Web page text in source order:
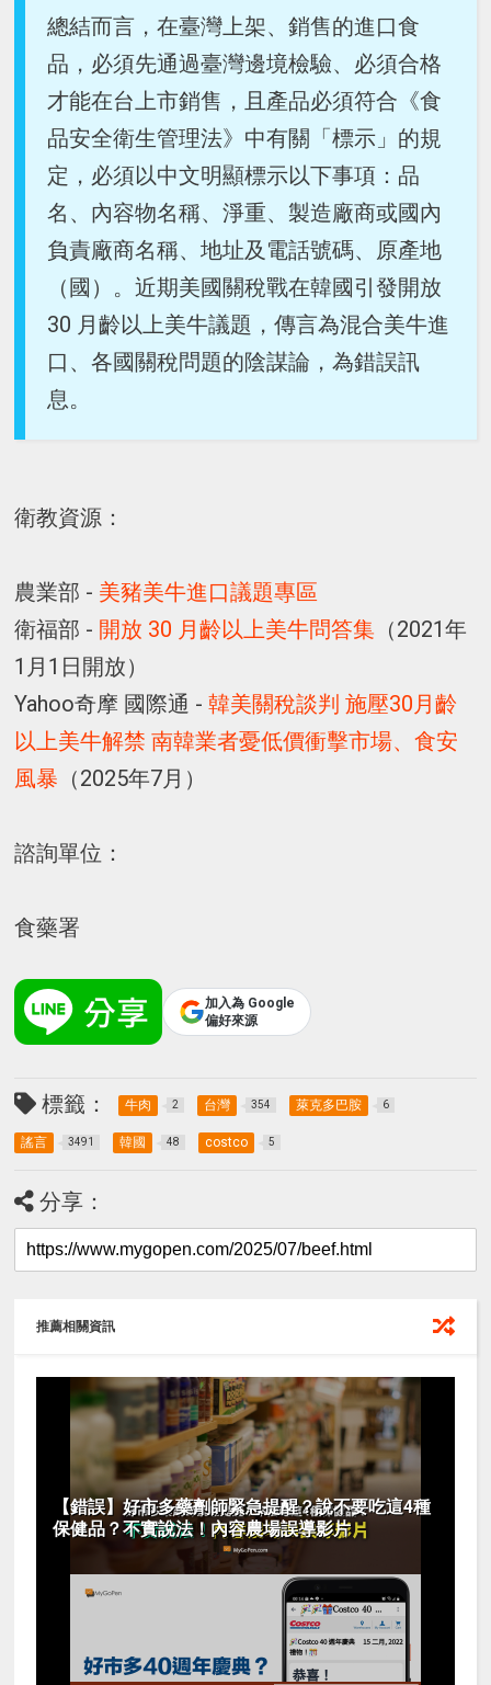
總結而言，在臺灣上架、銷售的進口食
品，必須先通過臺灣邊境檢驗、必須合格
才能在台上市銷售，且產品必須符合《食
品安全衛生管理法》中有關「標示」的規
定，必須以中文明顯標示以下事項：品
名、內容物名稱、淨重、製造廠商或國內
負責廠商名稱、地址及電話號碼、原產地
（國）。近期美國關稅戰在韓國引發開放
30 月齡以上美牛議題，傳言為混合美牛進
口、各國關稅問題的陰謀論，為錯誤訊
息。
衛教資源：
農業部 - 美豬美牛進口議題專區
衛福部 - 開放 30 月齡以上美牛問答集 （2021年
1月1日開放）
Yahoo奇摩 國際通 -韓美關稅談判 施壓30月齡
以上美牛解禁 南韓業者憂低價衝擊市場、食安
風暴 （2025年7月）
諮詢單位：
食藥署
加入為 Google
偏好來源
標籤： 牛肉 2 台灣 354 萊克多巴胺 6
謠言 3491 韓國 48 costco 5
分享：
推薦相關資訊
【錯誤】好市多藥劑師緊急提醒？說不要吃這4種
保健品？不實說法！內容農場誤導影片